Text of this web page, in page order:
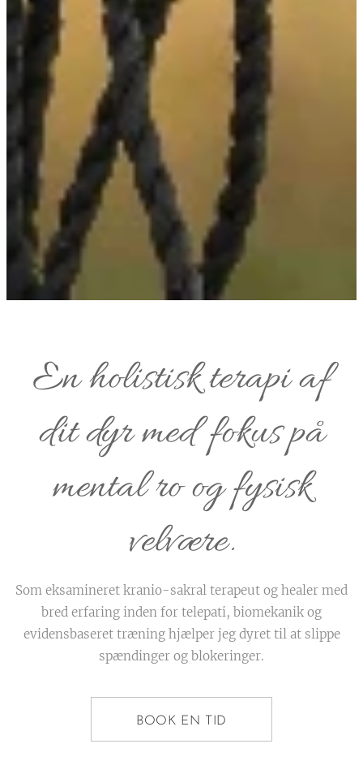
En holistisk terapi af
dit dyr med fokus på
mental ro og fysisk
velvære.
Som eksamineret kranio-sakral terapeut og healer med
bred erfaring inden for telepati, biomekanik og
evidensbaseret træning hjælper jeg dyret til at slippe
spændinger og blokeringer.
BOOK EN TID